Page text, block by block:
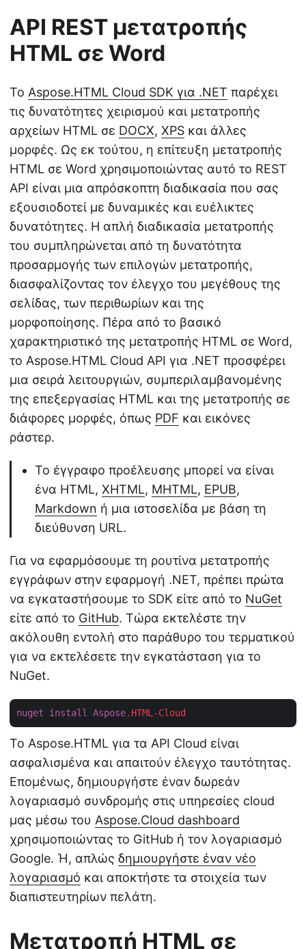
API REST μετατροπής
HTML σε Word
Το Aspose.HTML Cloud SDK για .NET παρέχει
τις δυνατότητες χειρισμού και μετατροπής
αρχείων HTML σε DOCX, XPS και άλλες
μορφές. Ως εκ τούτου, η επίτευξη μετατροπής
HTML σε Word χρησιμοποιώντας αυτό το REST
API είναι μια απρόσκοπτη διαδικασία που σας
εξουσιοδοτεί με δυναμικές και ευέλικτες
δυνατότητες. Η απλή διαδικασία μετατροπής
του συμπληρώνεται από τη δυνατότητα
προσαρμογής των επιλογών μετατροπής,
διασφαλίζοντας τον έλεγχο του μεγέθους της
σελίδας, των περιθωρίων και της
μορφοποίησης. Πέρα από το βασικό
χαρακτηριστικό της μετατροπής HTML σε Word,
το Aspose.HTML Cloud API για .NET προσφέρει
μια σειρά λειτουργιών, συμπεριλαμβανομένης
της επεξεργασίας HTML και της μετατροπής σε
διάφορες μορφές, όπως PDF και εικόνες
ράστερ.
Το έγγραφο προέλευσης μπορεί να είναι
ένα HTML, XHTML, MHTML, EPUB,
Markdown ή μια ιστοσελίδα με βάση τη
διεύθυνση URL.
Για να εφαρμόσουμε τη ρουτίνα μετατροπής
εγγράφων στην εφαρμογή .NET, πρέπει πρώτα
να εγκαταστήσουμε το SDK είτε από το NuGet
είτε από το GitHub. Τώρα εκτελέστε την
ακόλουθη εντολή στο παράθυρο του τερματικού
για να εκτελέσετε την εγκατάσταση για το
NuGet.
nuget install Aspose.HTML-Cloud
Το Aspose.HTML για τα API Cloud είναι
ασφαλισμένα και απαιτούν έλεγχο ταυτότητας.
Επομένως, δημιουργήστε έναν δωρεάν
λογαριασμό συνδρομής στις υπηρεσίες cloud
μας μέσω του Aspose.Cloud dashboard
χρησιμοποιώντας το GitHub ή τον λογαριασμό
Google. Ή, απλώς δημιουργήστε έναν νέο
λογαριασμό και αποκτήστε τα στοιχεία των
διαπιστευτηρίων πελάτη.
Μετατροπή HTML σε